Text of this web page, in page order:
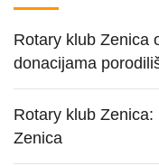
Rotary klub Zenica
donacijama
Rotary klub
Zenica